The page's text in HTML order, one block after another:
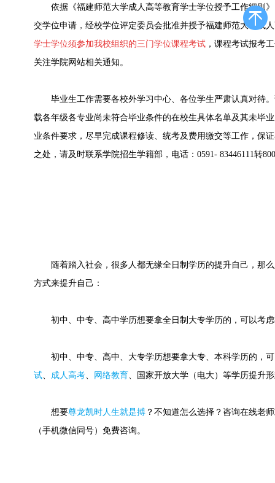
依据《福建师范大学成人高等教育学士学位授予工作细则》
交学位申请，经校学位评定委员会批准并授予福建师范大学成
学士学位须参加我校组织的三门学位课程考试 ，课程考试报考
关注学院网站相关通知。
毕业生工作需要各校外学习中心、各位学生严肃认真对待。
载各年级各专业尚未符合毕业条件的在校生具体名单及其未毕
业条件要求，尽早完成课程修读、统考及费用缴交等工作，保
之处，请及时联系学院招生学籍部，电话：0591- 83446111转
随着踏入社会，很多人都无缘全日制学历的提升自己，那
方式来提升自己：
初中、中专、高中学历想要拿全日制大专学历的，可以考虑
初中、中专、高中、大专学历想要拿大专、本科学历的，可
试、 成人高考、 网络教育、国家开放大学（电大）等学历提升
想要尊龙凯时人生就是搏 ？不知道怎么选择？咨询在线老
（手机微信同号）免费咨询。